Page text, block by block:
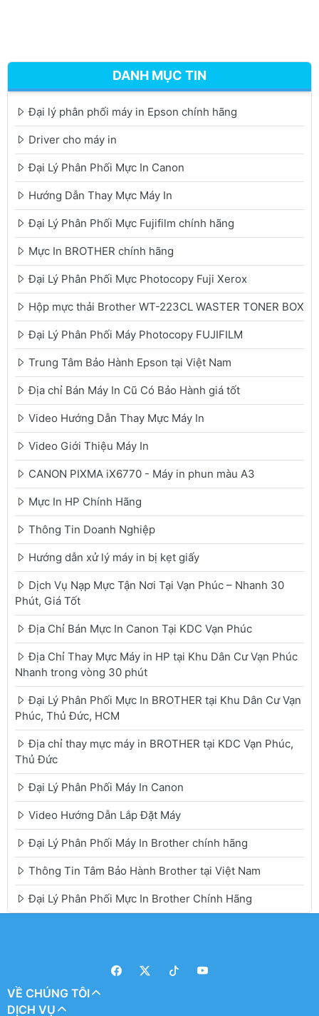
DANH MỤC TIN
Đại lý phân phối máy in Epson chính hãng
Driver cho máy in
Đại Lý Phân Phối Mực In Canon
Hướng Dẫn Thay Mực Máy In
Đại Lý Phân Phối Mực Fujifilm chính hãng
Mực In BROTHER chính hãng
Đại Lý Phân Phối Mực Photocopy Fuji Xerox
Hộp mực thải Brother WT-223CL WASTER TONER BOX
Đại Lý Phân Phối Máy Photocopy FUJIFILM
Trung Tâm Bảo Hành Epson tại Việt Nam
Địa chỉ Bán Máy In Cũ Có Bảo Hành giá tốt
Video Hướng Dẫn Thay Mực Máy In
Video Giới Thiệu Máy In
CANON PIXMA iX6770 - Máy in phun màu A3
Mực In HP Chính Hãng
Thông Tin Doanh Nghiệp
Hướng dẫn xử lý máy in bị kẹt giấy
Dịch Vụ Nạp Mực Tận Nơi Tại Vạn Phúc – Nhanh 30
Phút, Giá Tốt
Địa Chỉ Bán Mực In Canon Tại KDC Vạn Phúc
Địa Chỉ Thay Mực Máy in HP tại Khu Dân Cư Vạn Phúc
Nhanh trong vòng 30 phút
Đại Lý Phân Phối Mực In BROTHER tại Khu Dân Cư Vạn
Phúc, Thủ Đức, HCM
Địa chỉ thay mực máy in BROTHER tại KDC Vạn Phúc,
Thủ Đức
Đại Lý Phân Phối Máy In Canon
Video Hướng Dẫn Lắp Đặt Máy
Đại Lý Phân Phối Máy In Brother chính hãng
Thông Tin Tâm Bảo Hành Brother tại Việt Nam
Đại Lý Phân Phối Mực In Brother Chính Hãng
VỀ CHÚNG TÔI
DỊCH VỤ